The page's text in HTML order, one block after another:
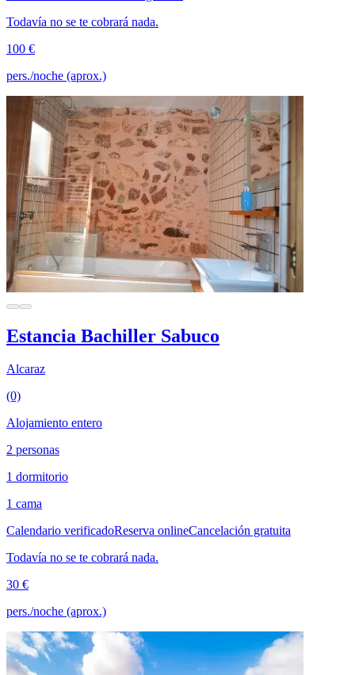
Todavía no se te cobrará nada.
100 €
pers./noche (aprox.)
Estancia Bachiller Sabuco
Alcaraz
(0)
Alojamiento entero
2 personas
1 dormitorio
1 cama
Calendario verificadoReserva onlineCancelación gratuita
Todavía no se te cobrará nada.
30 €
pers./noche (aprox.)